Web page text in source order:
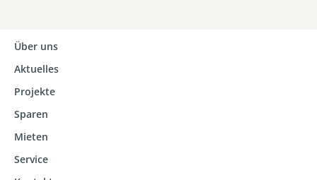
Über uns
Aktuelles
Projekte
Sparen
Mieten
Service